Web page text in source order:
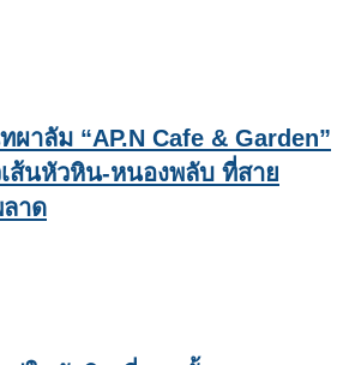
ผาลัม “AP.N Cafe & Garden”
ส้นหัวหิน-หนองพลับ ที่สาย
าด